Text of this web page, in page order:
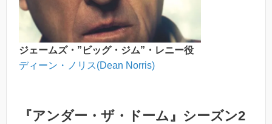
ジェームズ・”ビッグ・ジム”・レニー役
ディーン・ノリス(Dean Norris)
『アンダー・ザ・ドーム』シーズン2